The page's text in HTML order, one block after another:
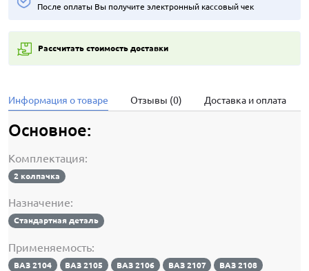
После оплаты Вы получите электронный кассовый чек
Рассчитать стоимость доставки
Информация о товаре Отзывы (0) Доставка и оплата
Основное:
Комплектация:
2 колпачка
Назначение:
Стандартная деталь
Применяемость:
ВАЗ 2104 ВАЗ 2105 ВАЗ 2106 ВАЗ 2107
ВАЗ 2108